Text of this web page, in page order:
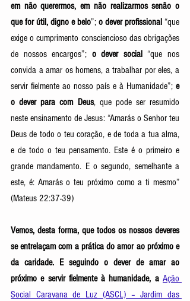
em não querermos, em não realizarmos senão o
que for útil, digno e belo”; o dever profissional “que
exige o cumprimento consciencioso das obrigações
de nossos encargos”; o dever social
“que nos
convida a amar os homens, a trabalhar por eles, a
servir fielmente ao nosso país e à Humanidade”; e
o dever para com Deus, que pode ser resumido
neste ensinamento de Jesus: “Amarás o Senhor teu
Deus de todo o teu coração, e de toda a tua alma,
e de todo o teu pensamento. Este é o primeiro e
grande mandamento. E o segundo, semelhante a
este, é: Amarás o teu próximo como a ti mesmo”
(Mateus 22:37-39)
Vemos, desta forma, que todos os nossos deveres
se entrelaçam com a prática do amor ao próximo e
da caridade. E seguindo o dever de amar ao
próximo e servir fielmente à humanidade, a Ação
Social Caravana de Luz (ASCL) – Jardim das